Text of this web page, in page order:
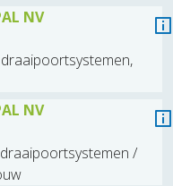
NV
NV
/